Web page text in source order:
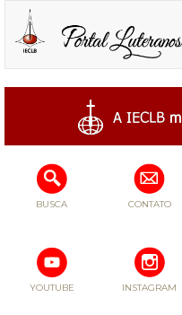
BUSCA CONTATO
YOUTUBE INSTAGRAM